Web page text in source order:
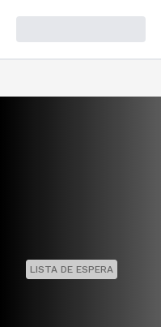
LISTA DE ESPERA